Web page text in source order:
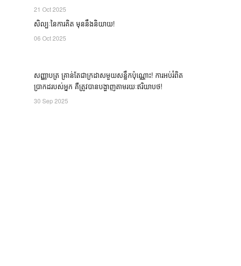
21 Oct 2025
សិល្បៈនៃការគិត មុននឹងនិយាយ!
06 Oct 2025
សញ្ញាបត្រ គ្រាន់តែជាក្រដាសមួយសន្លឹកប៉ុណ្ណោះ! ការអប់រំពិត
ប្រាកដរបស់អ្នក គឺត្រូវបានបង្ហាញតាមរយៈឥរិយាបថ!
30 Sep 2025